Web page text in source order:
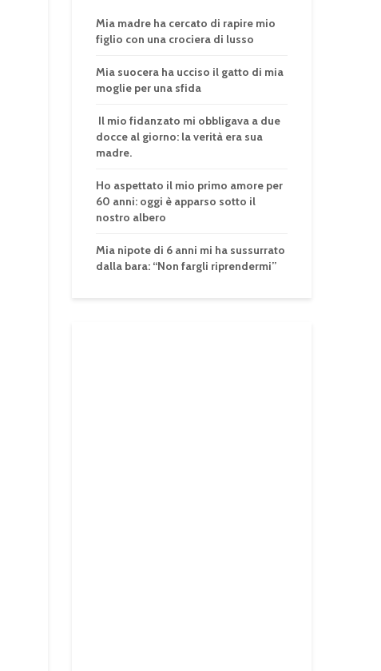
Mia madre ha cercato di rapire mio
figlio con una crociera di lusso
Mia suocera ha ucciso il gatto di mia
moglie per una sfida
Il mio fidanzato mi obbligava a due
docce al giorno: la verità era sua
madre.
Ho aspettato il mio primo amore per
60 anni: oggi è apparso sotto il
nostro albero
Mia nipote di 6 anni mi ha sussurrato
dalla bara: “Non fargli riprendermi”